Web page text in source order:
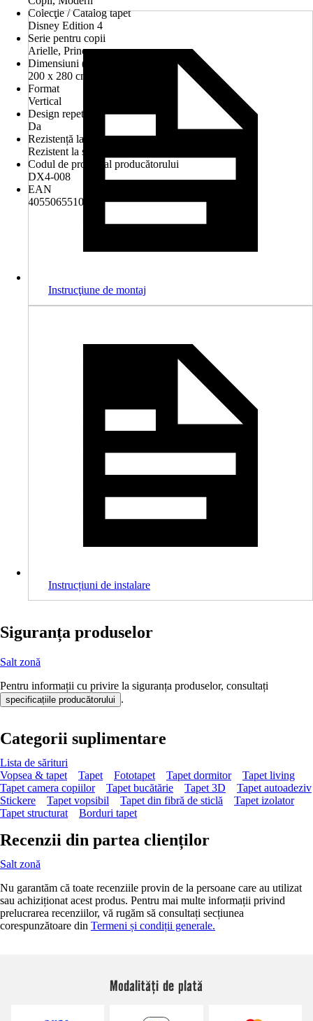
Colecţie / Catalog tapet
Disney Edition 4
Serie pentru copii
Arielle, Princess
Dimensiuni (l x î)
200 x 280 cm
Format
Vertical
Design repetitiv
Da
Rezistență la spălare
Rezistent la spălare
Codul de produs al producătorului
DX4-008
EAN
4055065510137
Instrucţiune de montaj
Instrucțiuni de instalare
Siguranța produselor
Salt zonă
Pentru informații cu privire la siguranța produselor, consultați
specificațiile producătorului .
Categorii suplimentare
Lista de sărituri
Vopsea & tapet
Tapet Fototapet Tapet dormitor
Tapet living
Tapet camera copiilor
Tapet bucătărie Tapet 3D
Tapet autoadeziv
Stickere
Tapet vopsibil Tapet din fibră de sticlă
Tapet izolator
Tapet structurat
Borduri tapet
Recenzii din partea clienților
Salt zonă
Nu garantăm că toate recenziile provin de la persoane care au utilizat
sau achiziționat acest produs. Pentru mai multe informații privind
prelucrarea recenziilor, vă rugăm să consultați secțiunea
corespunzătoare din Termeni și condiții generale.
Modalități de plată